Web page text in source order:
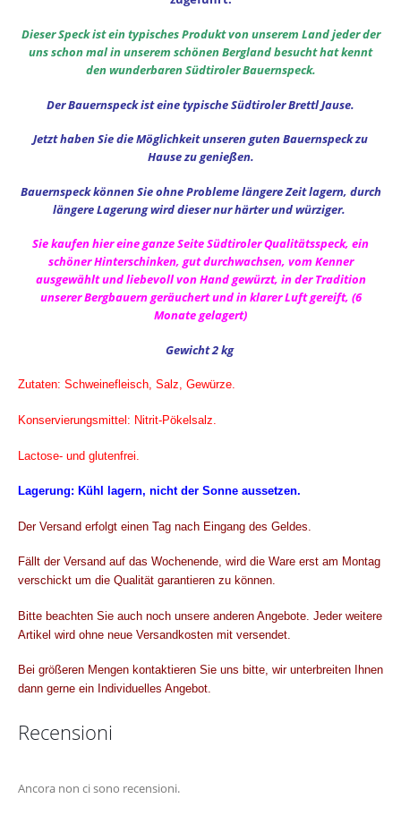
Dieser Speck ist ein typisches Produkt von unserem Land jeder der
uns schon mal in unserem schönen Bergland besucht hat kennt
den wunderbaren Südtiroler Bauernspeck.
Der Bauernspeck ist eine typische Südtiroler Brettl Jause.
Jetzt haben Sie die Möglichkeit unseren guten Bauernspeck zu
Hause zu genießen.
Bauernspeck können Sie ohne Probleme längere Zeit lagern, durch
längere Lagerung wird dieser nur härter und würziger.
Sie kaufen hier eine ganze Seite Südtiroler Qualitätsspeck, ein
schöner Hinterschinken, gut durchwachsen, vom Kenner
ausgewählt und liebevoll von Hand gewürzt, in der Tradition
unserer Bergbauern geräuchert und in klarer Luft gereift, (6
Monate gelagert)
Gewicht 2 kg
Zutaten: Schweinefleisch, Salz, Gewürze.
Konservierungsmittel: Nitrit-Pökelsalz.
Lactose- und glutenfrei.
Lagerung: Kühl lagern, nicht der Sonne aussetzen.
Der Versand erfolgt einen Tag nach Eingang des Geldes.
Fällt der Versand auf das Wochenende, wird die Ware erst am Montag
verschickt um die Qualität garantieren zu können.
Bitte beachten Sie auch noch unsere anderen Angebote. Jeder weitere
Artikel wird ohne neue Versandkosten mit versendet.
Bei größeren Mengen kontaktieren Sie uns bitte, wir unterbreiten Ihnen
dann gerne ein Individuelles Angebot.
Recensioni
Ancora non ci sono recensioni.